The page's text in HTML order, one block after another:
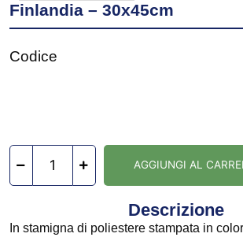
Finlandia – 30x45cm
Codice
AGGIUNGI AL
Descrizione
In stamigna di poliestere stampata in